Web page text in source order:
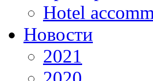
Hotel
Новости
2021